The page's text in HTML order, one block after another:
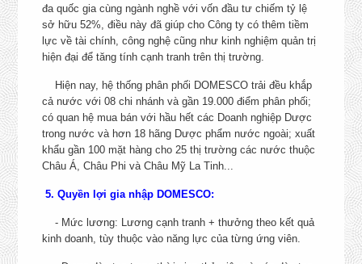
đa quốc gia cùng ngành nghề với vốn đầu tư chiếm tỷ lệ
sở hữu 52%, điều này đã giúp cho Công ty có thêm tiềm
lực về tài chính, công nghệ cũng như kinh nghiệm quản trị
hiện đại để tăng tính cạnh tranh trên thị trường.
Hiện nay, hệ thống phân phối DOMESCO trải đều khắp
cả nước với 08 chi nhánh và gần 19.000 điểm phân phối;
có quan hệ mua bán với hầu hết các Doanh nghiệp Dược
trong nước và hơn 18 hãng Dược phẩm nước ngoài; xuất
khẩu gần 100 mặt hàng cho 25 thị trường các nước thuộc
Châu Á, Châu Phi và Châu Mỹ La Tinh...
5. Quyền lợi gia nhập DOMESCO:
- Mức lương: Lương cạnh tranh + thưởng theo kết quả
kinh doanh, tùy thuộc vào năng lực của từng ứng viên.
TRÌNH DƯỢC VIÊN ETC
KÊNH PHÒNG KHÁM –
PHÒNG MẠCH – BỆNH VIỆN
TƯ
CHI TIẾT
+ Bắc Giang, Thanh Hóa,
Nguyên, Hải Phòng,
+ Long An, TP. HCM
+ Khánh Hòa, Lâm Đồng,
Lai, Ninh Thuận, Kon
Phú Yên
+ Nghệ An, Hà Tĩnh,
Bình, Quảng Trị, Thừa
Huế, Đà Nẵng, Quảng
Quảng Ngãi, Bình Định
+ Bình Phước, Bình
KCN Tân Tạo, Quận